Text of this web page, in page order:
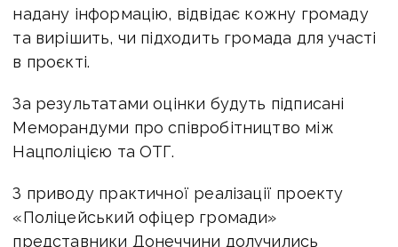
надану інформацію, відвідає кожну громаду
та вирішить, чи підходить громада для участі
в проєкті.
За результатами оцінки будуть підписані
Меморандуми про співробітництво між
Нацполіцією та ОТГ.
З приводу практичної реалізації проекту
«Поліцейський офіцер громади»
представники Донеччини долучились